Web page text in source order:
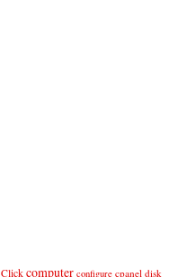
Click computer configure cpanel disk